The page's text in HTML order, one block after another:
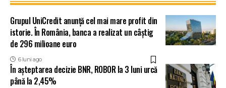
Grupul UniCredit anunță cel mai mare profit din
istorie. În România, banca a realizat un câștig
de 296 milioane euro
6 luni ago
În așteptarea decizie BNR, ROBOR la 3 luni urcă
până la 2,45%